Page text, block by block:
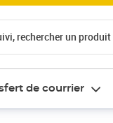
rechercher un
de courrier